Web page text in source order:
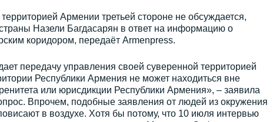
Армении третьей стороне не обсуждается,
Назели Багдасарян в ответ на информацию о
коридором, передаёт Armenpress.
передачу управления своей суверенной территорией
Республики Армения не может находиться вне
или юрисдикции Республики Армения», – заявила
Впрочем, подобные заявления от людей из окружения
в воздухе. Хотя бы потому, что 10 июля интервью